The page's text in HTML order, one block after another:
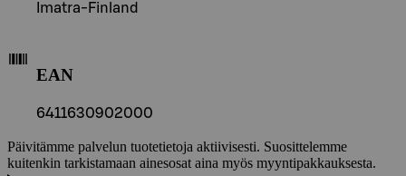
Imatra-Finland
EAN
6411630902000
Päivitämme palvelun tuotetietoja aktiivisesti. Suosittelemme
kuitenkin tarkistamaan ainesosat aina myös myyntipakkauksesta.